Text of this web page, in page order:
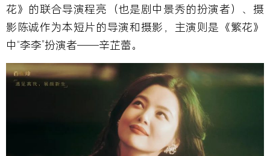
花》的联合导演程亮（也是剧中景秀的扮演者）、摄
影陈诚作为本短片的导演和摄影，主演则是《繁花》
中“李李”扮演者——辛芷蕾。